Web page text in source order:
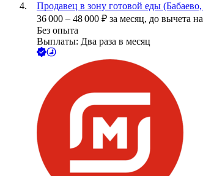
Продавец в зону готовой еды
36 000 – 48 000 ₽ за месяц, до вычета
Без опыта
Выплаты: Два раза в месяц